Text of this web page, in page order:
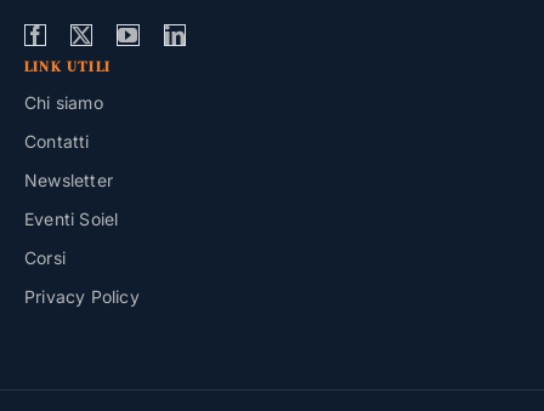
LINK UTILI
Chi siamo
Contatti
Newsletter
Eventi Soiel
Corsi
Privacy Policy